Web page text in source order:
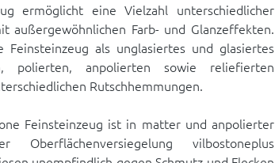
ermöglicht eine Vielzahl unterschiedlicher
außergewöhnlichen Farb- und Glanzeffekten.
Feinsteinzeug als unglasiertes und glasiertes
polierten, anpolierten sowie reliefierten
Rutschhemmungen.
Feinsteinzeug ist in matter und anpolierter
vilbostoneplus